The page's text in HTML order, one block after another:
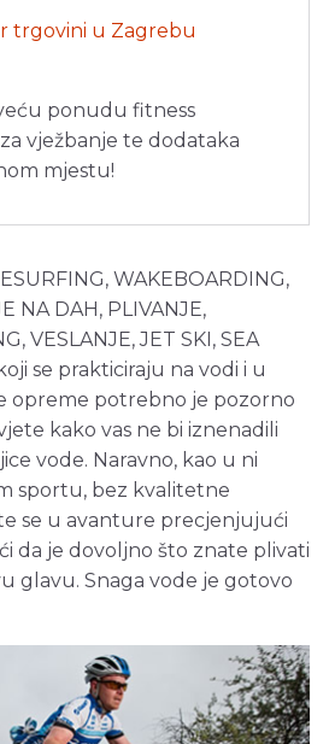
trgovini u Zagrebu
ponudu fitness
vježbanje te dodataka
mjestu!
WAKEBOARDING,
NA DAH, PLIVANJE,
VESLANJE, JET SKI, SEA
se prakticiraju na vodi i u
opreme potrebno je pozorno
kako vas ne bi iznenadili
vode. Naravno, kao u ni
sportu, bez kvalitetne
se u avanture precjenjujući
da je dovoljno što znate plivati
glavu. Snaga vode je gotovo